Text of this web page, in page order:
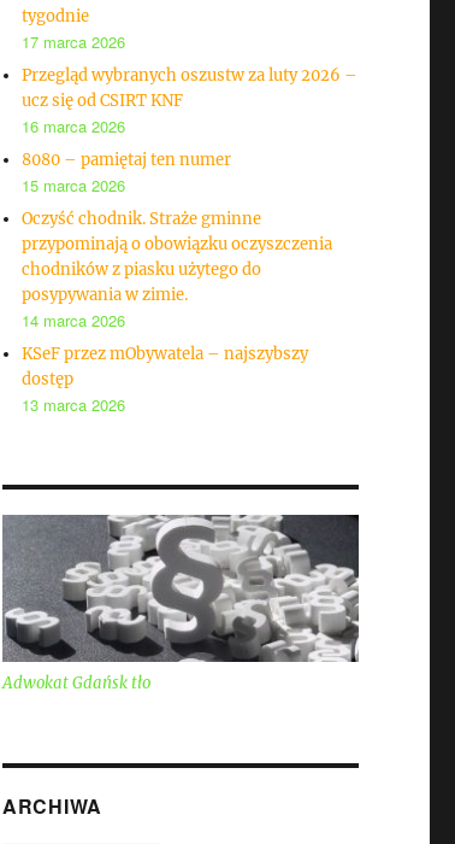
tygodnie
17 marca 2026
Przegląd wybranych oszustw za luty 2026 –
ucz się od CSIRT KNF
16 marca 2026
8080 – pamiętaj ten numer
15 marca 2026
Oczyść chodnik. Straże gminne
przypominają o obowiązku oczyszczenia
chodników z piasku użytego do
posypywania w zimie.
14 marca 2026
KSeF przez mObywatela – najszybszy
dostęp
13 marca 2026
Adwokat Gdańsk tło
ARCHIWA